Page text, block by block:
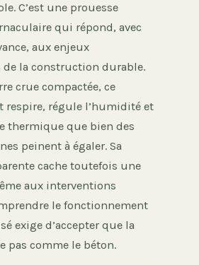
C’est une prouesse
qui répond, avec
aux enjeux
la construction durable.
crue compactée, ce
respire, régule l’humidité et
thermique que bien des
peinent à égaler. Sa
cache toutefois une
aux interventions
le fonctionnement
exige d’accepter que la
pas comme le béton.